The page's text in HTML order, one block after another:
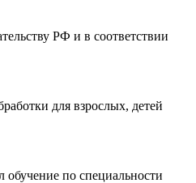
РФ и в соответствии
для взрослых, детей
по специальности